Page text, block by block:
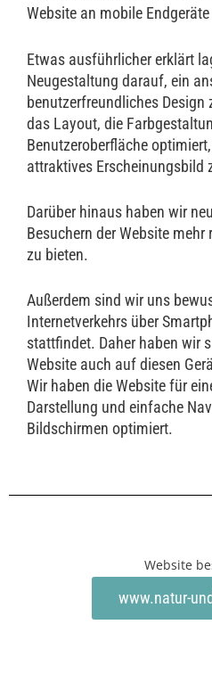
Website an mobile
Etwas ausführlicher erklärt
Neugestaltung darauf, ein
benutzerfreundliches
das Layout, die
Benutzeroberfläche
attraktives Erscheinungsbild
Darüber hinaus haben wir
Besuchern der Website
zu bieten.
Außerdem sind wir uns
Internetverkehrs über
stattfindet. Daher haben wir
Website auch auf diesen
Wir haben die Website für
Darstellung und einfache
Bildschirmen optimiert.
Website
www.natur-